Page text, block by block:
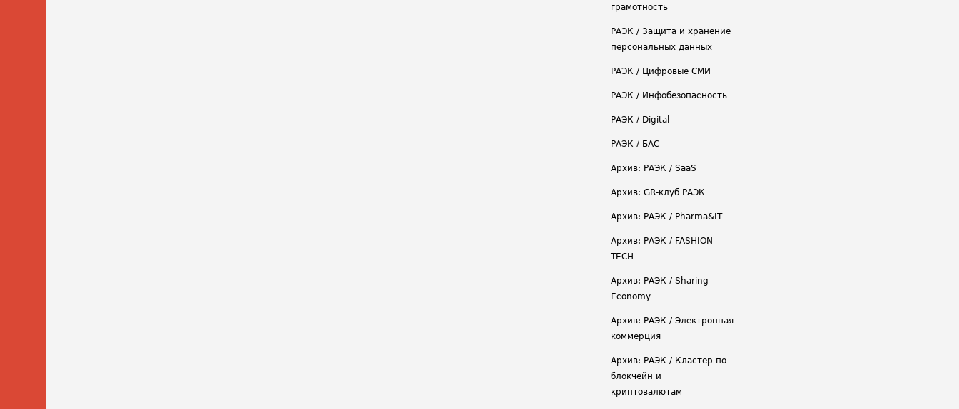
грамотность
РАЭК / Защита и хранение
персональных данных
РАЭК / Цифровые СМИ
РАЭК / Инфобезопасность
РАЭК / Digital
РАЭК / БАС
Архив: РАЭК / SaaS
Архив: GR-клуб РАЭК
Архив: РАЭК / Pharma&IT
Архив: РАЭК / FASHION
TECH
Архив: РАЭК / Sharing
Economy
Архив: РАЭК / Электронная
коммерция
Архив: РАЭК / Кластер по
блокчейн и
криптовалютам